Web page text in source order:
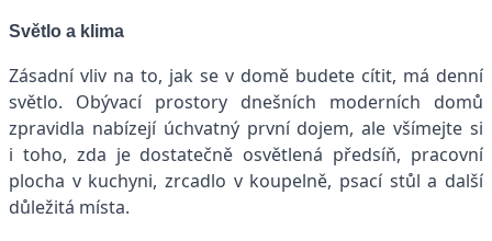
Světlo a klima
Zásadní vliv na to, jak se v domě budete cítit, má denní
světlo. Obývací prostory dnešních moderních domů
zpravidla nabízejí úchvatný první dojem, ale všímejte si
i toho, zda je dostatečně osvětlená předsíň, pracovní
plocha v kuchyni, zrcadlo v koupelně, psací stůl a další
důležitá místa.